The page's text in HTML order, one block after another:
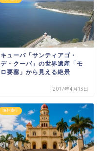
キューバ「サンティアゴ・
デ・クーバ」の世界遺産「モ
ロ要塞」から見える絶景
2017年4月13日
海外旅行